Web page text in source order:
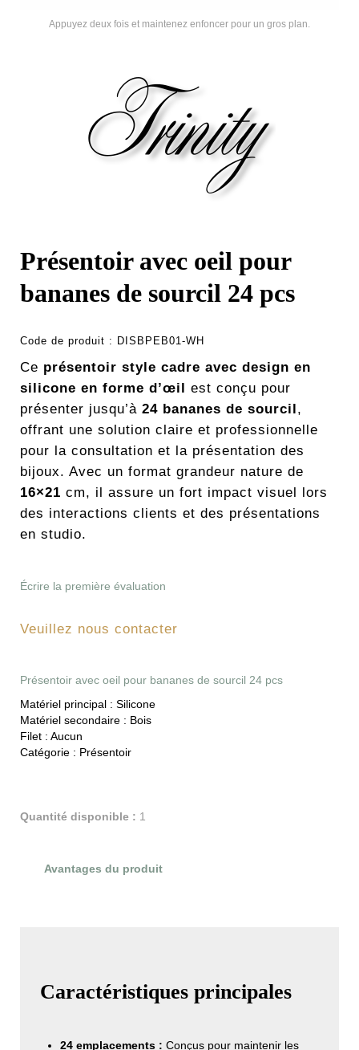
Appuyez deux fois et maintenez enfoncer pour un gros plan.
Présentoir avec oeil pour
bananes de sourcil 24 pcs
Code de produit : DISBPEB01-WH
Ce présentoir style cadre avec design en
silicone en forme d’œil
est conçu pour
présenter jusqu’à 24 bananes de sourcil ,
offrant une solution claire et professionnelle
pour la consultation et la présentation des
bijoux. Avec un format grandeur nature de
16×21 cm, il assure un fort impact visuel lors
des interactions clients et des présentations
en studio.
Écrire la première évaluation
Veuillez nous contacter
Présentoir avec oeil pour bananes de sourcil 24 pcs
Matériel principal : Silicone
Matériel secondaire : Bois
Filet : Aucun
Catégorie : Présentoir
Quantité disponible : 1
Avantages du produit
Caractéristiques principales
24 emplacements : Conçus pour maintenir les